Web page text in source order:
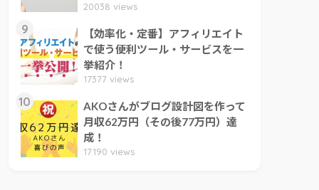
20038 views
9
【効率化・定番】アフィリエイト
で使う便利ツール・サービスを一
挙紹介！
17377 views
10
AKOさんがブログ設計図を作って
月収62万円（その後77万円）達
成！
17190 views